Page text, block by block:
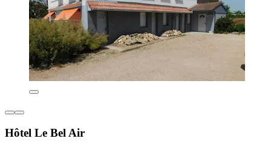
Hôtel Le Bel Air